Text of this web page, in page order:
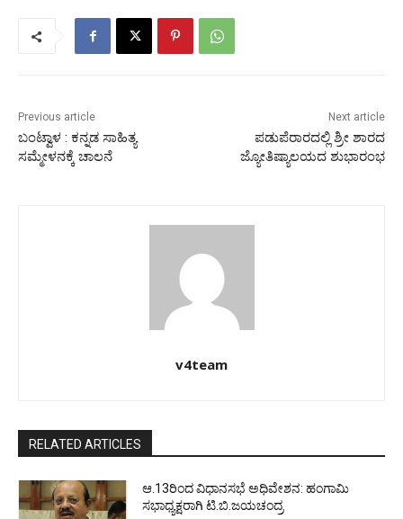
Previous article
ಬಂಟ್ವಾಳ : ಕನ್ನಡ ಸಾಹಿತ್ಯ
ಸಮ್ಮೇಳನಕ್ಕೆ ಚಾಲನೆ
Next article
ಪಡುಪೆರಾರದಲ್ಲಿ ಶ್ರೀ ಶಾರದ
ಜ್ಯೋತಿಷ್ಯಾಲಯದ ಶುಭಾರಂಭ
v4team
RELATED ARTICLES
ಆ.13ರಿಂದ ವಿಧಾನಸಭೆ ಅಧಿವೇಶನ: ಹಂಗಾಮಿ
ಸಭಾಧ್ಯಕ್ಷರಾಗಿ ಟಿ.ಬಿ.ಜಯಚಂದ್ರ